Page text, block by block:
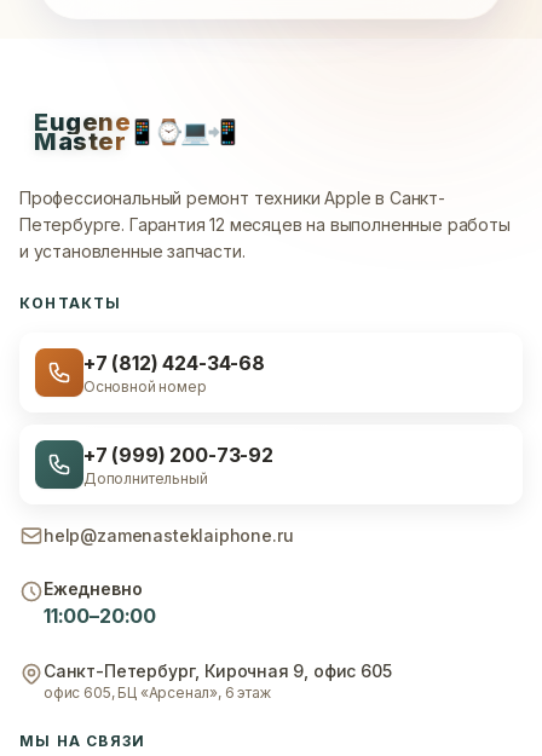
Eugene
Master📱 ⌚💻📲
Профессиональный ремонт техники Apple в Санкт-
Петербурге. Гарантия 12 месяцев на выполненные работы
и установленные запчасти.
КОНТАКТЫ
+7 (812) 424-34-68
Основной номер
+7 (999) 200-73-92
Дополнительный
help@zamenasteklaiphone.ru
Ежедневно
11:00–20:00
Санкт-Петербург, Кирочная 9, офис 605
офис 605, БЦ «Арсенал», 6 этаж
МЫ НА СВЯЗИ